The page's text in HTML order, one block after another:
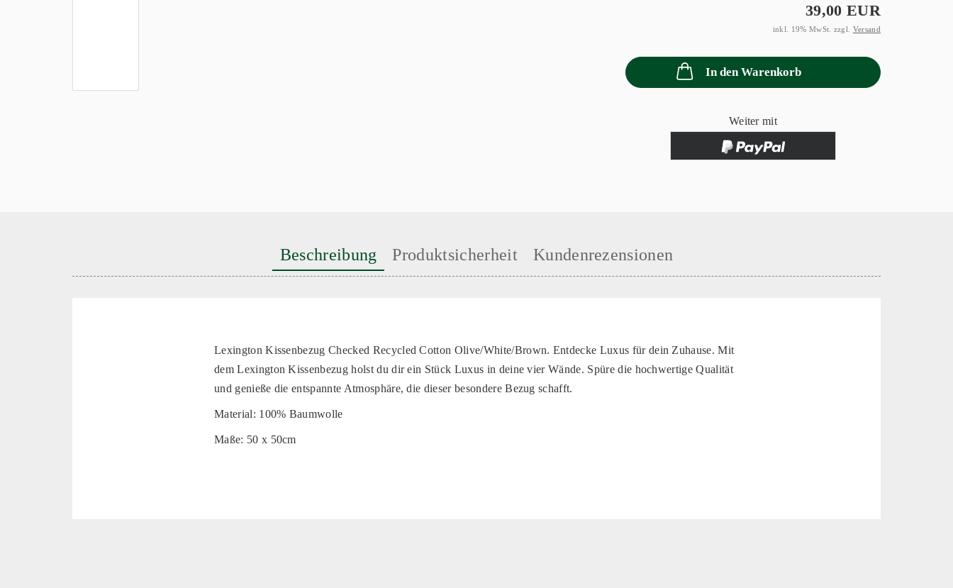
39,00 EUR
inkl. 19% MwSt. zzgl. Versand
In den Warenkorb
Weiter mit
Beschreibung Produktsicherheit Kundenrezensionen
Lexington Kissenbezug Checked Recycled Cotton Olive/White/Brown. Entdecke Luxus für dein Zuhause. Mit
dem Lexington Kissenbezug holst du dir ein Stück Luxus in deine vier Wände. Spüre die hochwertige Qualität
und genieße die entspannte Atmosphäre, die dieser besondere Bezug schafft.
Material: 100% Baumwolle
Maße: 50 x 50cm